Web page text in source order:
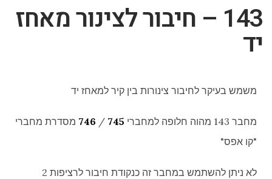
143 – חיבור לצינור מאחז
יד
משמש בעיקר לחיבור צינורות בין קיר למאחז יד
מחבר 143 מהוה חלופה למחברי 745
/
746 מסדרת מחברי
"קו אפס"
לא ניתן להשתמש במחבר זה כנקודת חיבור לרציפות 2